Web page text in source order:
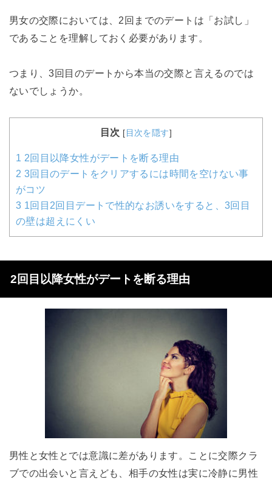
男女の交際においては、2回までのデートは「お試し」
であることを理解しておく必要があります。
つまり、3回目のデートから本当の交際と言えるのでは
ないでしょうか。
目次 [目次を隠す]
1 2回目以降女性がデートを断る理由
2 3回目のデートをクリアするには時間を空けない事
がコツ
3 1回目2回目デートで性的なお誘いをすると、3回目
の壁は超えにくい
2回目以降女性がデートを断る理由
男性と女性とでは意識に差があります。ことに交際クラ
ブでの出会いと言えども、相手の女性は実に冷静に男性